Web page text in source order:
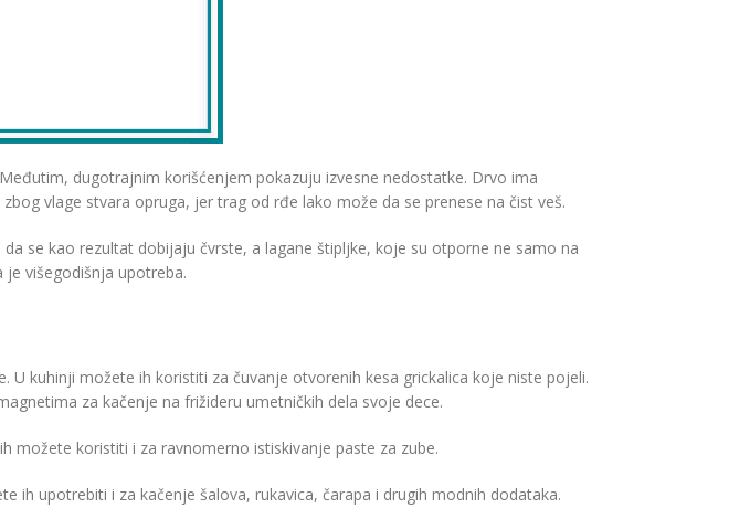
dugotrajnim korišćenjem pokazuju izvesne nedostatke. Drvo ima
vlage stvara opruga, jer trag od rđe lako može da se prenese na čist veš.
se kao rezultat dobijaju čvrste, a lagane štipljke, koje su otporne ne samo na
višegodišnja upotreba.
kuhinji možete ih koristiti za čuvanje otvorenih kesa grickalica koje niste pojeli.
za kačenje na frižideru umetničkih dela svoje dece.
možete koristiti i za ravnomerno istiskivanje paste za zube.
ih upotrebiti i za kačenje šalova, rukavica, čarapa i drugih modnih dodataka.